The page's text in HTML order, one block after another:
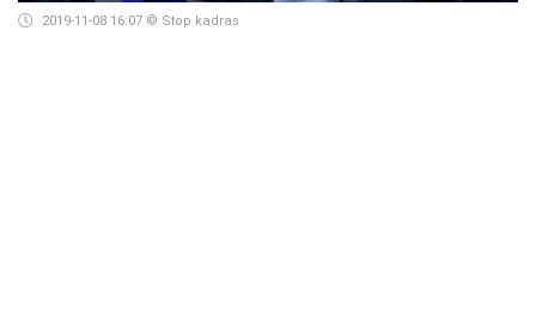
2019-11-08 16:07 © Stop kadras